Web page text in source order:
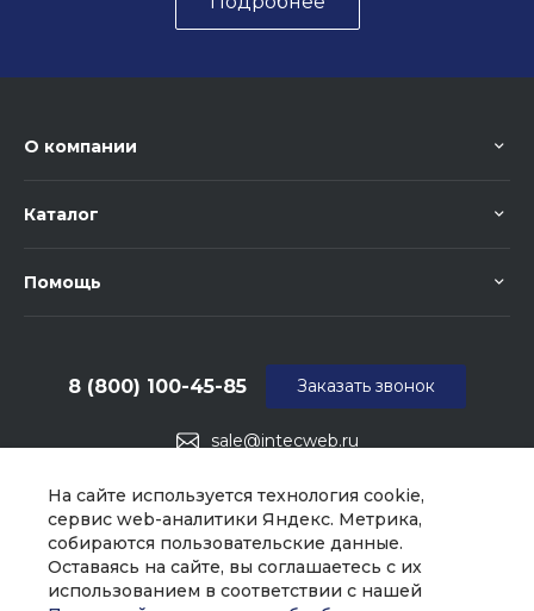
На сайте используется технология cookie,
сервис web-аналитики Яндекс. Метрика,
собираются пользовательские данные.
Оставаясь на сайте, вы соглашаетесь с их
использованием в соответствии с нашей
О компании
Каталог
Помощь
sale@intecweb.ru
8 (800) 100-45-85
г. Москва, ул. Люсиновская, д. 39
Заказать звонок